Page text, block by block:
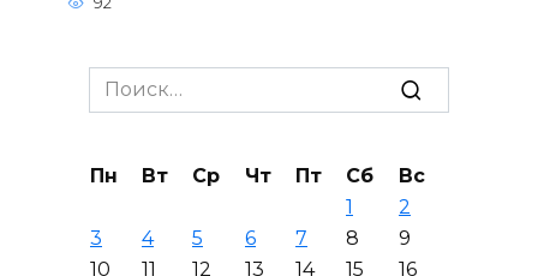
Search
for:
Пн Вт Ср Чт Пт Сб
Вс
1
2
3
4 5 6 7 8
9
10
11 12 13 14 15
16